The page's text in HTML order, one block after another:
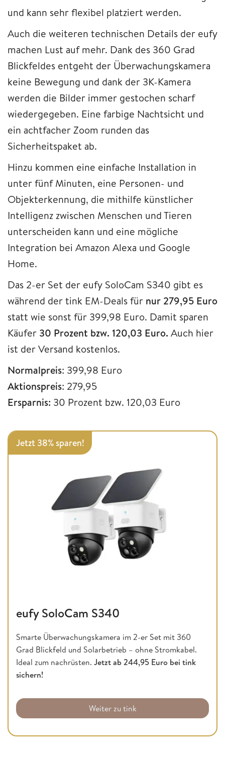
und kann sehr flexibel platziert werden.
Auch die weiteren technischen Details der eufy
machen Lust auf mehr. Dank des 360 Grad
Blickfeldes entgeht der Überwachungskamera
keine Bewegung und dank der 3K-Kamera
werden die Bilder immer gestochen scharf
wiedergegeben. Eine farbige Nachtsicht und
ein achtfacher Zoom runden das
Sicherheitspaket ab.
Hinzu kommen eine einfache Installation in
unter fünf Minuten, eine Personen- und
Objekterkennung, die mithilfe künstlicher
Intelligenz zwischen Menschen und Tieren
unterscheiden kann und eine mögliche
Integration bei Amazon Alexa und Google
Home.
Das 2-er Set der eufy SoloCam S340 gibt es
während der tink EM-Deals für nur 279,95 Euro
statt wie sonst für 399,98 Euro. Damit sparen
Käufer 30 Prozent bzw. 120,03 Euro. Auch hier
ist der Versand kostenlos.
Normalpreis: 399,98 Euro
Aktionspreis: 279,95
Ersparnis: 30 Prozent bzw. 120,03 Euro
Jetzt 38% sparen!
eufy SoloCam S340
Smarte Überwachungskamera im 2-er Set mit 360
Grad Blickfeld und Solarbetrieb – ohne Stromkabel.
Ideal zum nachrüsten. Jetzt ab 244,95 Euro bei tink
sichern!
Weiter zu tink